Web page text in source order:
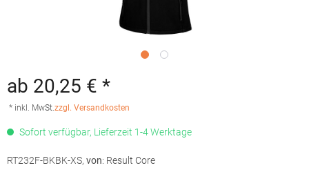
ab 20,25 € *
* inkl. MwSt.zzgl. Versandkosten
Sofort verfügbar, Lieferzeit 1-4 Werktage
RT232F-BKBK-XS, von: Result Core